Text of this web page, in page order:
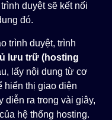
duyệt sẽ kết nối
đó.
trình duyệt, trình
lưu trữ (hosting
lấy nội dung từ cơ
hiển thị giao diện
diễn ra trong vài giây,
hệ thống hosting.